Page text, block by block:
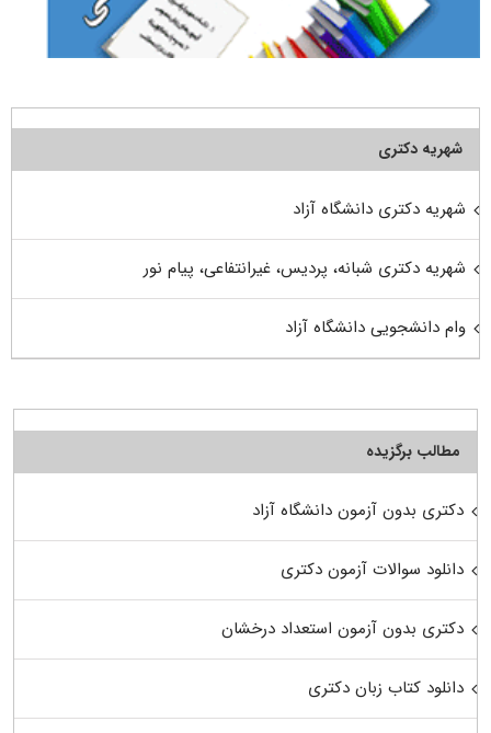
شهریه دکتری
شهریه دکتری دانشگاه آزاد
شهریه دکتری شبانه، پردیس، غیرانتفاعی، پیام نور
وام دانشجویی دانشگاه آزاد
مطالب برگزیده
دکتری بدون آزمون دانشگاه آزاد
دانلود سوالات آزمون دکتری
دکتری بدون آزمون استعداد درخشان
دانلود کتاب زبان دکتری